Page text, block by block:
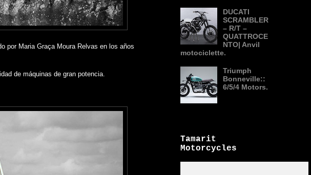
por Maria Graça Moura Relvas en los años
de máquinas de gran potencia.
DUCATI
SCRAMBLER
– R/T –
QUATTROCE
NTO| Anvil
motociclette.
Triumph
Bonneville::
6/5/4 Motors.
Tamarit
Motorcycles